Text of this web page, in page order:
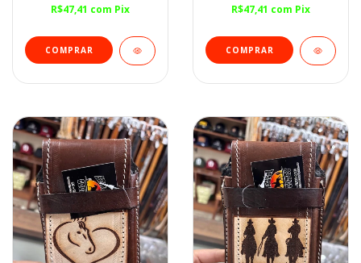
R$47,41 com Pix R$47,41 com Pix